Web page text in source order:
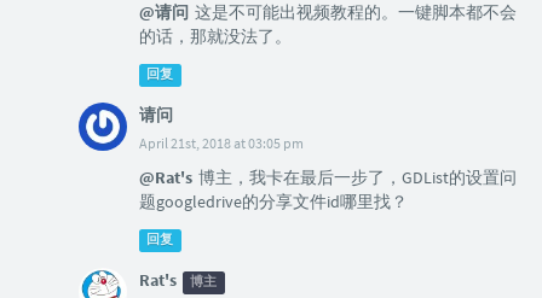
@请问 这是不可能出视频教程的。一键脚本都不会
的话，那就没法了。
回复
请问
April 21st, 2018 at 03:05 pm
@Rat's 博主，我卡在最后一步了，GDList的设置问
题googledrive的分享文件id哪里找？
回复
Rat's 博主